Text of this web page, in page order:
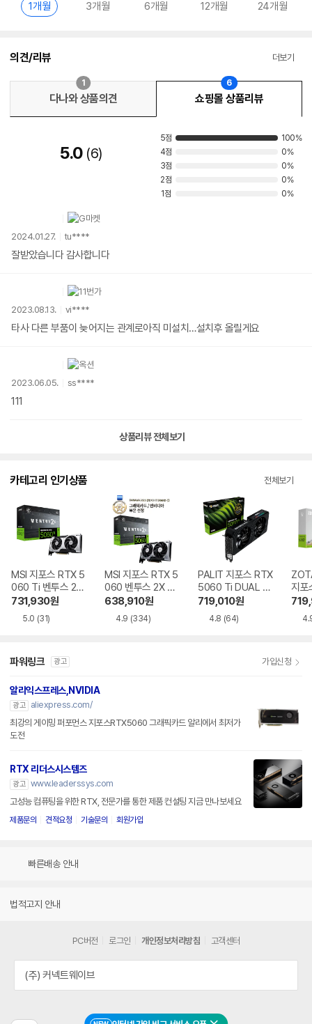
1개월 3개월 6개월 12개월 24개월
의견/리뷰 더보기
다나와 상품의견
1
쇼핑몰 상품리뷰
6
5.0 6
5점
100%
4점
0%
3점
0%
2점
0%
1점
0%
2024.01.27. tu****
잘받았습니다 감사합니다
2023.08.13. vi****
타사 다른 부품이 늦어지는 관계로아직 미설치…설치후 올릴게요
2023.06.05. ss****
111
상품리뷰 전체보기
카테고리 인기상품 전체보기
MSI 지포스 RTX 5
060 Ti 벤투스 2X
OC 플러스 D7 8G
731,930원
5.0 (31)
MSI 지포스 RTX 5
060 벤투스 2X OC
D7 8GB
638,910원
4.9 (334)
PALIT 지포스 RTX
5060 Ti DUAL D
7 8GB 이엠텍
719,010원
4.8 (64)
지
Ti
D7
파워링크 광고 가입신청
알리익스프레스,NVIDIA
광고
aliexpress.com/
최강의 게이밍 퍼포먼스 지포스RTX5060 그래픽카드 알리에서 최저가
도전
RTX 리더스시스템즈
광고 www.leaderssys.com
고성능 컴퓨팅을 위한 RTX, 전문가를 통한 제품 컨설팅 지금 만나보세요
제품문의 견적요청 기술문의 회원가입
빠른배송 안내
법적고지 안내
PC버전 로그인 개인정보처리방침 고객센터
(주) 커넥트웨이브